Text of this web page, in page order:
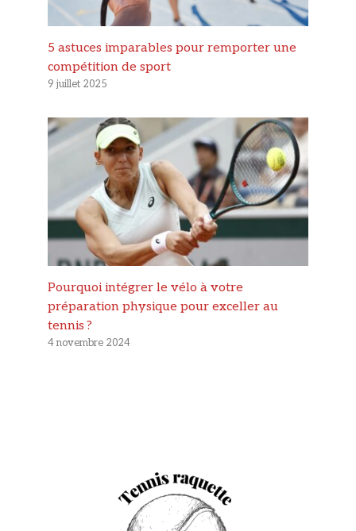
5 astuces imparables pour remporter une
compétition de sport
9 juillet 2025
Pourquoi intégrer le vélo à votre
préparation physique pour exceller au
tennis ?
4 novembre 2024